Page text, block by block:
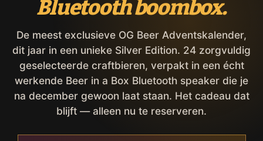
Bluetooth boombox.
De meest exclusieve OG Beer Adventskalender,
dit jaar in een unieke Silver Edition. 24 zorgvuldig
geselecteerde craftbieren, verpakt in een écht
werkende Beer in a Box Bluetooth speaker die je
na december gewoon laat staan. Het cadeau dat
blijft — alleen nu te reserveren.